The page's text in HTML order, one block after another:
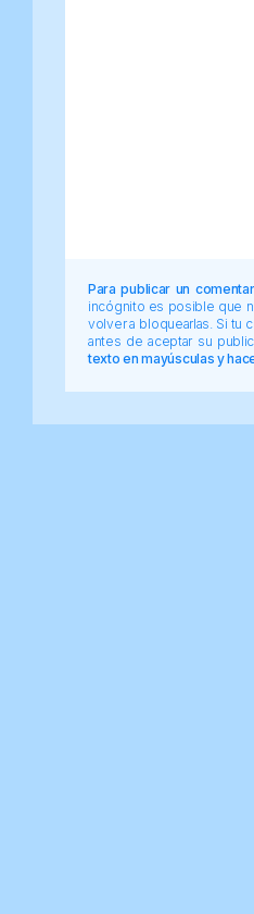
Para publicar un
incógnito es posible que
volver a bloquearlas. Si tu
antes de aceptar su
texto en mayúsculas y